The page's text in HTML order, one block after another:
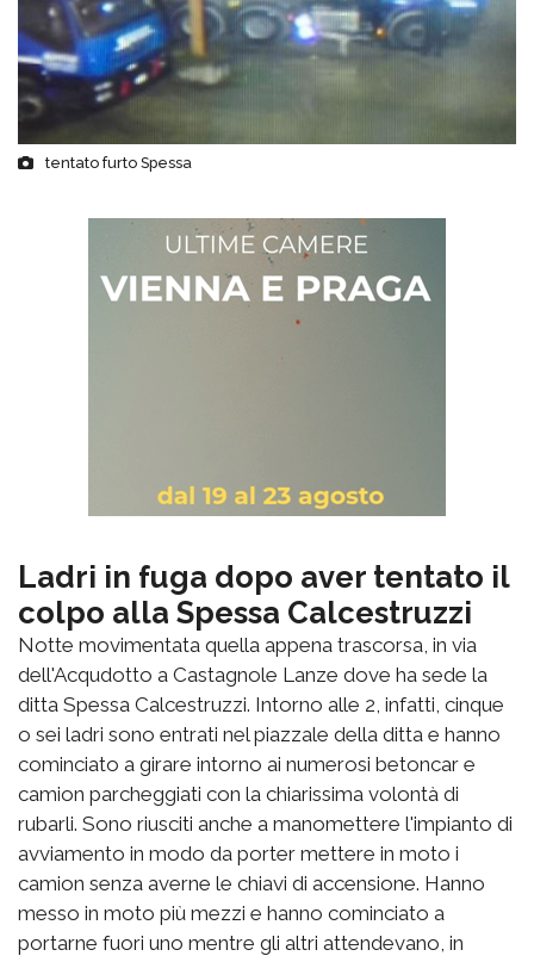
tentato furto Spessa
Ladri in fuga dopo aver tentato il
colpo alla Spessa Calcestruzzi
Notte movimentata quella appena trascorsa, in via
dell'Acqudotto a Castagnole Lanze dove ha sede la
ditta Spessa Calcestruzzi. Intorno alle 2, infatti, cinque
o sei ladri sono entrati nel piazzale della ditta e hanno
cominciato a girare intorno ai numerosi betoncar e
camion parcheggiati con la chiarissima volontà di
rubarli. Sono riusciti anche a manomettere l'impianto di
avviamento in modo da porter mettere in moto i
camion senza averne le chiavi di accensione. Hanno
messo in moto più mezzi e hanno cominciato a
portarne fuori uno mentre gli altri attendevano, in